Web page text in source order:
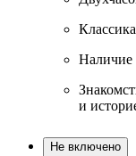
Наличие
и
Не включено